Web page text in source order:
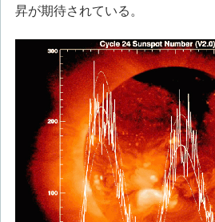
昇が期待されている。